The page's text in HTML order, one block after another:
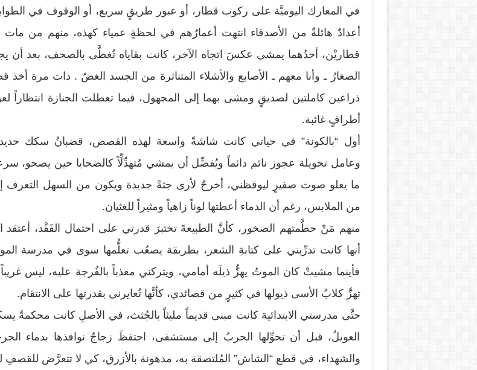
في المعارك اليوميَّة على ركوب قطار، أو عبور طريقٍ سريع، أو الوقوف في
أعدادٌ هائلةٌ من الأصدقاء انتهت أعمارُهم في لحظةٍ عمياء كهذه، منهم من مات
قطاريْن، أحدُهما يمشي عكسَ اتجاه الآخر، كانت بقاياه تُغطَّى بالصحف، بعد أن
الصغارُ ـ وأنا معهم ـ الأصابع والأشلاء المتناثرة من الجسد الغضّ . ذات مرة أخذ
ذراعين كاملتين لصديقٍ ومشى بهما إلى المجهول، فيما تعطلت الجنازة انتظاراً
أطرافٍ غائبة.
أول “بالكونة” في حياتي كانت شاشةً واسعة لهذه القصص، قضبانُ سكك
وعامل تحويلة عجوز نائم دائماً ويُفضِّل أن يمشي مُتهدِّلِّاً كالضحايا حين يصحو،
ما يعلو صوت صفيرٍ ليوقظني، أخرجُ لأرى جثةً جديدة ويكون من السهل التعرف
من الملابس، رغم أن الدماء أعطتها لوناً زاهياً ومثيراً للغثيان.
منهم مَنْ حطَّمتهم الصخور، كأنَّ الطبيعةَ تختبرَ قدرتي على احتمال الفَقْد، أعتقد
أنها كانت تدرِّبني على كتابةِ الشعر، بطريقة يصعُب تعلُّمها سوى في مدرسة
فأينما مشيتْ كان الموتُ يهزُّ ذيلَه أمامي، ويتركني معذباً بالفُرجة عليه، ليس
تهزَّ كلابُ الأسى ذيولها في كثيرٍ من قصائدي، كأنَّها تُعايرني بقدرتها على الانتقام.
حتَّى مدرستي الابتدائية كانت مبنى قديماً مليئاً بالجُثث، في الأصلِ كانت محكمةً
العويلُ، قبل أن تحوِّلها الحربُ إلى مستشفى، احتفظَ زجاجُ نوافذها بدماء
والشهداء، في قطع “الشاش” المُلتصقة به، مدهونة بالأزرق، كي لا تتعرَّض للقصفِ